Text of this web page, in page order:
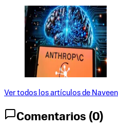
Ver todos los artículos de
Comentarios (0)